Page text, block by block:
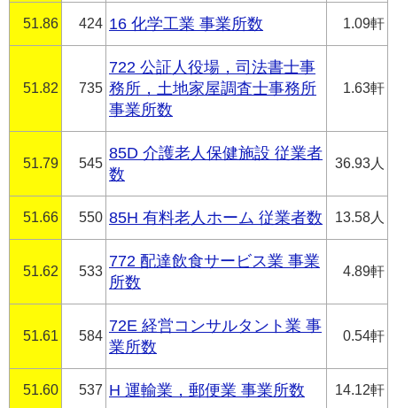
51.86 424 16 化学工業 事業所数 1.09軒
51.82 735
722 公証人役場，司法書士事
務所，土地家屋調査士事務所
事業所数
1.63軒
51.79 545
85D 介護老人保健施設 従業者
数
36.93人
51.66 550 85H 有料老人ホーム 従業者数 13.58人
51.62 533
772 配達飲食サービス業 事業
所数
4.89軒
51.61 584
72E 経営コンサルタント業 事
業所数
0.54軒
51.60 537 H 運輸業，郵便業 事業所数 14.12軒